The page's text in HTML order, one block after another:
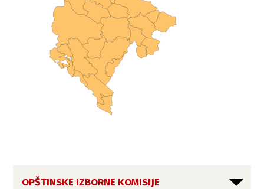
OPŠTINSKE IZBORNE KOMISIJE